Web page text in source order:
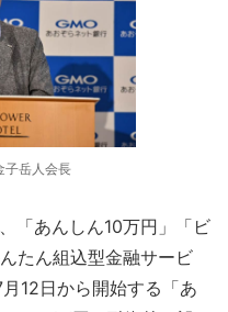
子岳人会長
「あんしん10万円」「ビ
たん組込型金融サービ
12日から開始する「あ